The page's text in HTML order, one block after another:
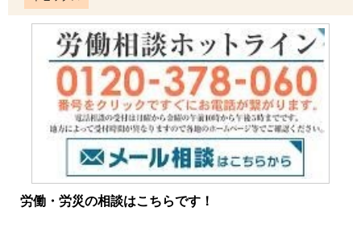
労働・労災の相談はこちらです！